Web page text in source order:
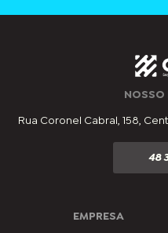
NOSSO
Rua Coronel Cabral, 158,
48
EMPRESA